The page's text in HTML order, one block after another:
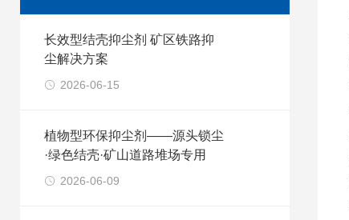
长效型结壳抑尘剂 矿区铁路抑
尘解决方案
2026-06-15
植物型环保抑尘剂——源头锁尘
·绿色结壳·矿山道路堆场专用
2026-06-09